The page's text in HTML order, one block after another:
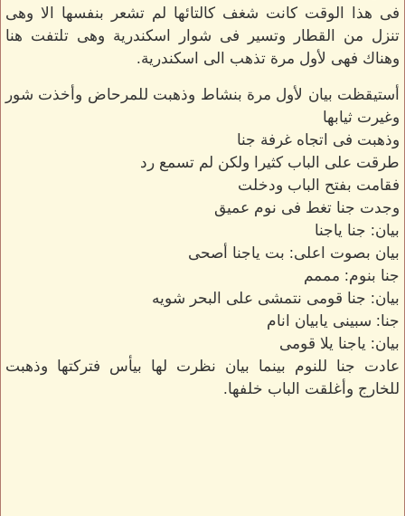
فى هذا الوقت كانت شغف كالتائها لم تشعر بنفسها الا وهى
تنزل من القطار وتسير فى شوار اسكندرية وهى تلتفت هنا
وهناك فهى لأول مرة تذهب الى اسكندرية.
أستيقظت بيان لأول مرة بنشاط وذهبت للمرحاض وأخذت شور
وغيرت ثيابها
وذهبت فى اتجاه غرفة جنا
طرقت على الباب كثيرا ولكن لم تسمع رد
فقامت بفتح الباب ودخلت
وجدت جنا تغط فى نوم عميق
بيان: جنا ياجنا
بيان بصوت اعلى: بت ياجنا أصحى
جنا بنوم: مممم
بيان: جنا قومى نتمشى على البحر شويه
جنا: سبينى يابيان انام
بيان: ياجنا يلا قومى
عادت جنا للنوم بينما بيان نظرت لها بيأس فتركتها وذهبت
للخارج وأغلقت الباب خلفها.